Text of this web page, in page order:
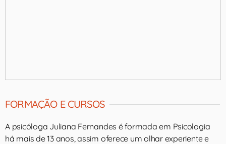
FORMAÇÃO E CURSOS
A psicóloga Juliana Fernandes é formada em Psicologia
há mais de 13 anos, assim oferece um olhar experiente e